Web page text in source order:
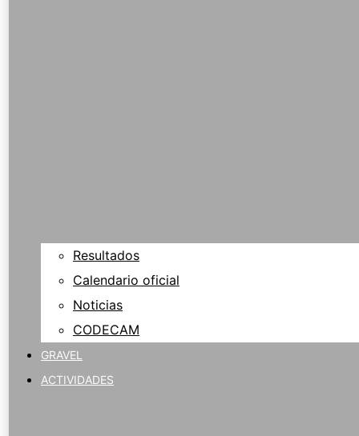
Resultados
Calendario oficial
Noticias
CODECAM
GRAVEL
ACTIVIDADES